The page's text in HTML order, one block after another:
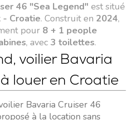
46 "Sea Legend" est situé
- Croatie. Construit en 2024,
pour 8 + 1 people
, avec 3 toilettes.
voilier Bavaria
louer en Croatie
Bavaria Cruiser 46
à la location sans